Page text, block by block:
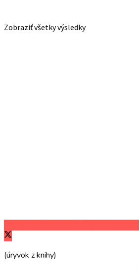
Zobraziť všetky výsledky
(úryvok z knihy)